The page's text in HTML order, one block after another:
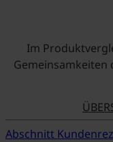
Im
Gemeinsamkeiten
Abschnitt